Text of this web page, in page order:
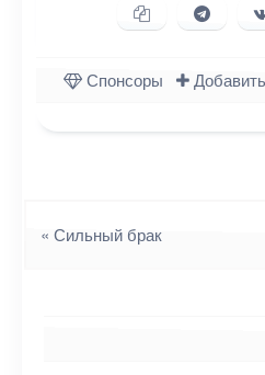
Копировать
Спонсоры Добавить
« Сильный брак